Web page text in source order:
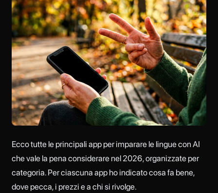
Ecco tutte le principali app per imparare le lingue con AI
che vale la pena considerare nel 2026, organizzate per
categoria. Per ciascuna app ho indicato cosa fa bene,
dove pecca, i prezzi e a chi si rivolge.